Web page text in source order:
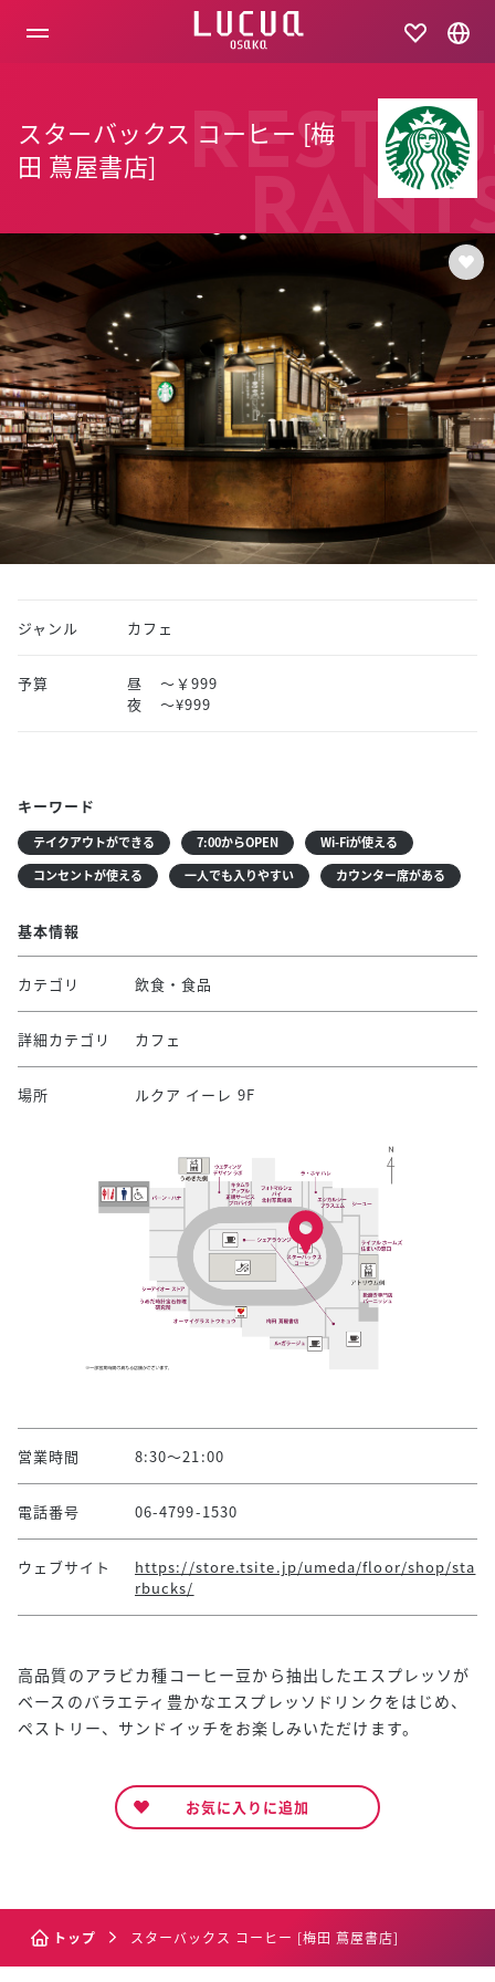
スターバックス コーヒー [梅
田 蔦屋書店]
ジャンル カフェ
予算 昼
～￥999
夜
〜¥999
キーワード
テイクアウトができる 7:00からOPEN
Wi-Fiが使える
コンセントが使える
一人でも入りやすい カウンター席がある
基本情報
カテゴリ 飲食・食品
詳細カテゴリ カフェ
場所 ルクア イーレ 9F
営業時間 8:30～21:00
電話番号 06-4799-1530
ウェブサイト
https://store.tsite.jp/umeda/floor/shop/sta
rbucks/
高品質のアラビカ種コーヒー豆から抽出したエスプレッソが
ベースのバラエティ豊かなエスプレッソドリンクをはじめ、
ペストリー、サンドイッチをお楽しみいただけます。
お気に入りに追加
トップ スターバックス コーヒー [梅田 蔦屋書店]